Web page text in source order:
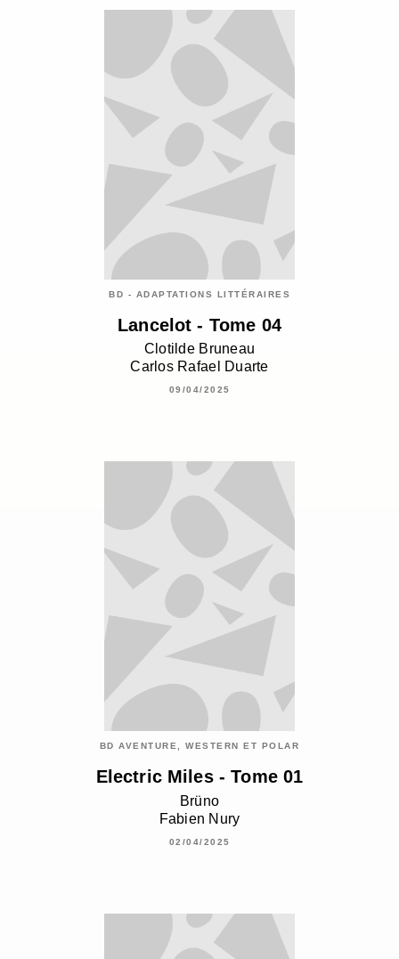
BD - ADAPTATIONS LITTÉRAIRES
Lancelot - Tome 04
Clotilde Bruneau
Carlos Rafael Duarte
09/04/2025
BD AVENTURE, WESTERN ET POLAR
Electric Miles - Tome 01
Brüno
Fabien Nury
02/04/2025